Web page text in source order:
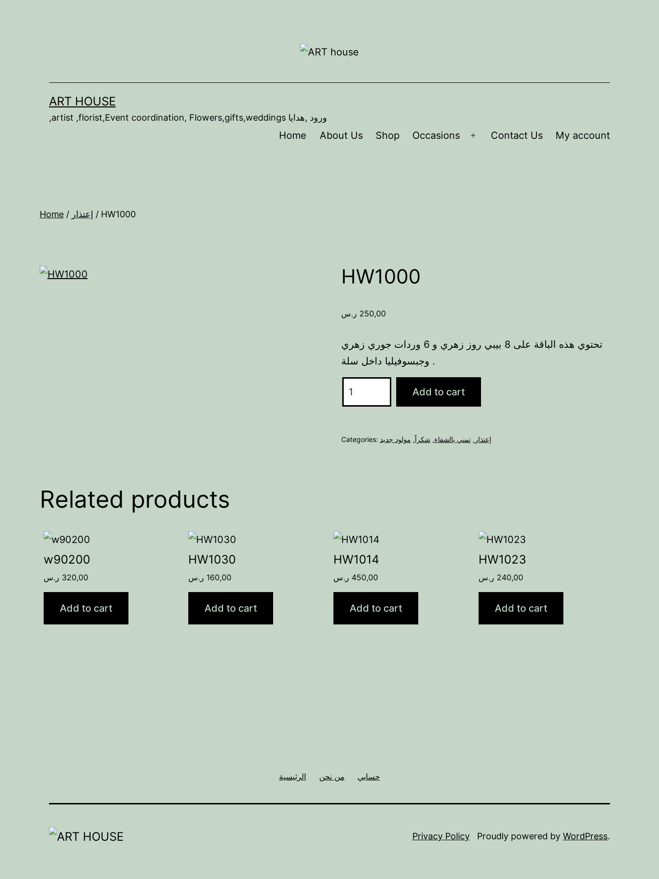
ART HOUSE
,artist ,florist,Event coordination, Flowers,gifts,weddings ورود ,هدايا
Home About Us Shop Occasions
Open
Contact Us My account
Home/ إعتذار / HW1000
HW1000
250,00 ر.س
تحتوي هذه الباقة على 8 بيبي روز زهري و 6 وردات جوري زهري
وجبسوفيليا داخل سلة .
quantity
Add to cart
Categories: إعتذار ,تمني بالشفاء, شكراً, مولود جديد
Related products
w90200
320,00 ر.س
Add to cart
HW1030
160,00 ر.س
Add to cart
HW1014
450,00 ر.س
Add to cart
HW1023
240,00 ر.س
Add to cart
الرئيسية من نحن حسابي
Privacy Policy Proudly powered by WordPress.